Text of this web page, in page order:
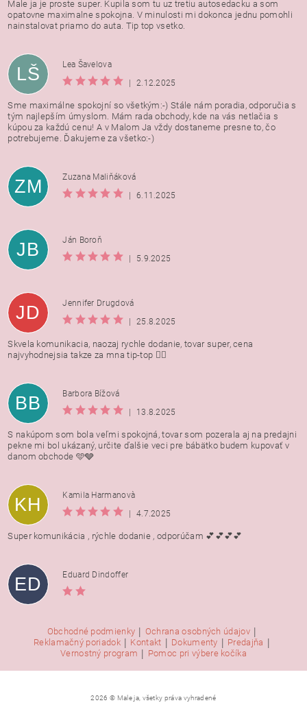
Male ja je proste super. Kupila som tu uz tretiu autosedacku a som
opatovne maximalne spokojna. V minulosti mi dokonca jednu pomohli
nainstalovat priamo do auta. Tip top vsetko.
LŠ
Lea Šavelova
|
2.12.2025
Sme maximálne spokojní so všetkým:-) Stále nám poradia, odporučia s
tým najlepším úmyslom. Mám rada obchody, kde na vás netlačia s
kúpou za každú cenu! A v Malom Ja vždy dostaneme presne to, čo
potrebujeme. Ďakujeme za všetko:-)
ZM
Zuzana Maliňáková
|
6.11.2025
JB
Ján Boroň
|
5.9.2025
JD
Jennifer Drugdová
|
25.8.2025
Skvela komunikacia, naozaj rychle dodanie, tovar super, cena
najvyhodnejsia takze za mna tip-top 👍🏻
BB
Barbora Bížová
|
13.8.2025
S nakúpom som bola veľmi spokojná, tovar som pozerala aj na predajni
pekne mi bol ukázaný, určite ďalšie veci pre bábätko budem kupovať v
danom obchode 🩵🩶
KH
Kamila Harmanovà
|
4.7.2025
Super komunikácia , rýchle dodanie , odporúčam 💕💕💕💕
ED Eduard Dindoffer
Obchodné podmienky | Ochrana osobných údajov |
Reklamačný poriadok | Kontakt | Dokumenty | Predajňa |
Vernostný program | Pomoc pri výbere kočíka
2026 © Male ja, všetky práva vyhradené